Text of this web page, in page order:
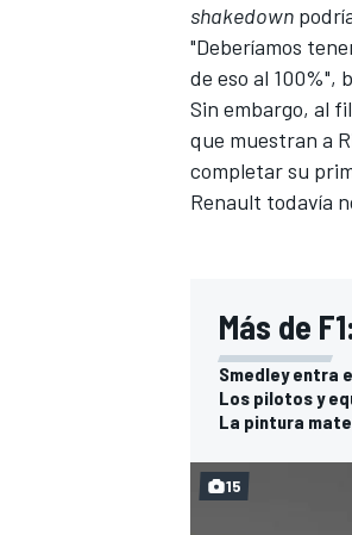
shakedown
"Deberíamos
de eso al 100%",
Sin embargo, al
que muestran a
completar su
Renault todavía
Más de F1:
Smedley entra
Los pilotos y
La pintura
15